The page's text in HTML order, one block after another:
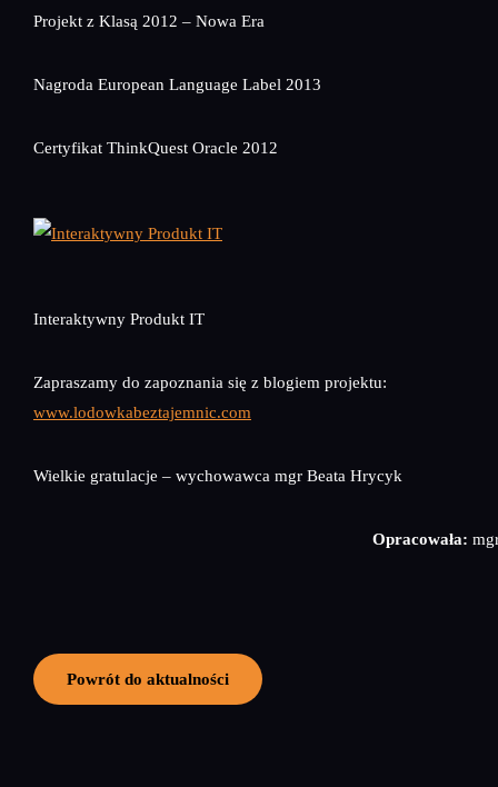
Projekt z Klasą 2012 – Nowa Era
Nagroda European Language Label 2013
Certyfikat ThinkQuest Oracle 2012
Interaktywny Produkt IT
Zapraszamy do zapoznania się z blogiem projektu:
www.lodowkabeztajemnic.com
Wielkie gratulacje – wychowawca mgr Beata Hrycyk
Opracowała:
Powrót do aktualności